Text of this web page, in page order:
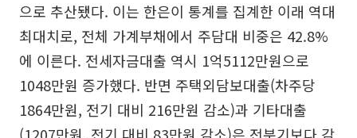
으로 추산됐다. 이는 한은이 통계를 집계한 이래 역대
최대치로, 전체 가계부채에서 주담대 비중은 42.8%
에 이른다. 전세자금대출 역시 1억5112만원으로
1048만원 증가했다. 반면 주택외담보대출(차주당
1864만원, 전기 대비 216만원 감소)과 기타대출